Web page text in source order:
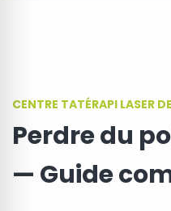
CENTRE TATÉRAPI LASER
Perdre du
— Guide